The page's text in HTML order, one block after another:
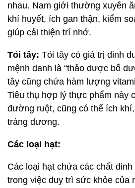
nhau. Nam giới thường xuyên
khí huyết, ích gan thận, kiểm
giúp cải thiện trí nhớ.
Tỏi tây: Tỏi tây có giá trị dinh
mệnh danh là “thảo dược bổ
tây cũng chứa hàm lượng
Tiêu thụ hợp lý thực phẩm này
đường ruột, cũng có thể ích
tráng dương.
Các loại hạt:
Các loại hạt chứa các chất
trong việc duy trì sức khỏe của